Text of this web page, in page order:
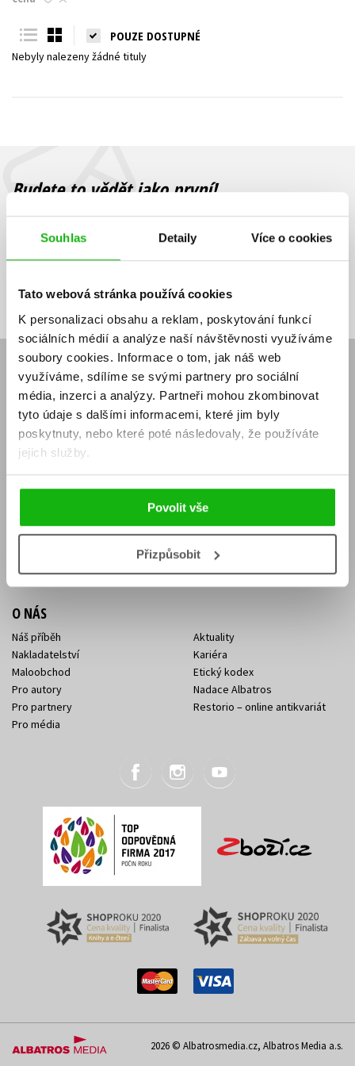
Souhlas Detaily Více o cookies
Tato webová stránka používá cookies
K personalizaci obsahu a reklam, poskytování funkcí
sociálních médií a analýze naší návštěvnosti využíváme
soubory cookies. Informace o tom, jak náš web
využíváme, sdílíme se svými partnery pro sociální
média, inzerci a analýzy. Partneři mohou zkombinovat
tyto údaje s dalšími informacemi, které jim byly
poskytnuty, nebo které poté následovaly, že používáte
jejich služby.
Povolit vše
Přizpůsobit
Young adult (SK)
Všechny tituly
POUZE DOSTUPNÉ
Nebyly nalezeny žádné tituly
Budete to vědět jako první!
Zajímá Vás, jaký knižní hit právě vychází, na jaké zboží je výhodná
sleva, jaká běží soutěž o ceny? Přihlášením k odběru našich e-
souhlasíte se zpracováním osobních údajů
mailová
adresa
mailová
adresa
Vaše e-mailová adresa Přihlásit se
E-SHOP
Aktuality
Naši autoři
Obchodní podmínky
Jak nakoupit
Knižní novinky
Dárkové poukazy
Affiliate program
KONTAKTY
Sídlo společnosti
Kontakty Albatros Media
O NÁS
Náš příběh
Nakladatelství
Maloobchod
Pro autory
Pro partnery
Pro média
Aktuality
Kariéra
Etický kodex
Nadace Albatros
Restorio – online antikvariát
2026 © Albatrosmedia.cz, Albatros Media a.s.